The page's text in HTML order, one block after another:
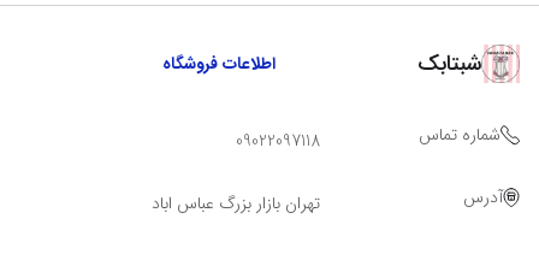
شبتابک اطلاعات فروشگاه
شماره تماس 09022097118
آدرس تهران بازار بزرگ عباس اباد